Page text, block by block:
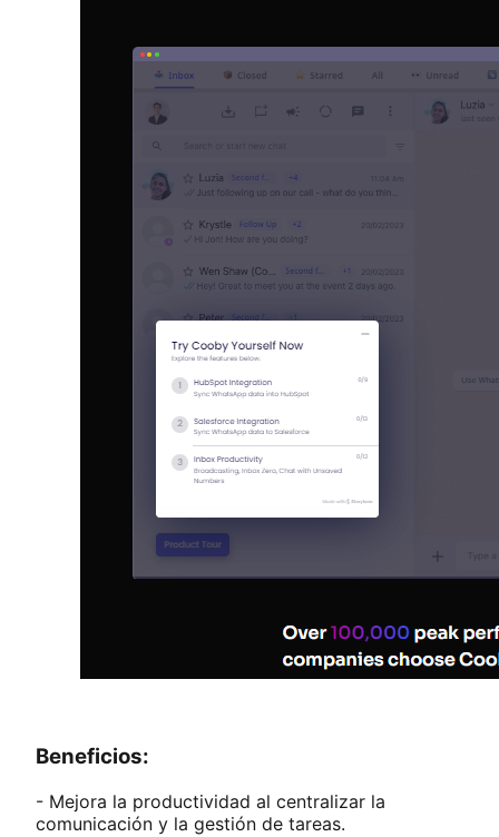
Beneficios:
- Mejora la productividad al centralizar la
comunicación y la gestión de tareas.